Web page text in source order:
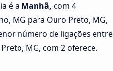
é a Manhã, com 4
MG para Ouro Preto, MG,
número de ligações entre
MG, com 2 oferece.